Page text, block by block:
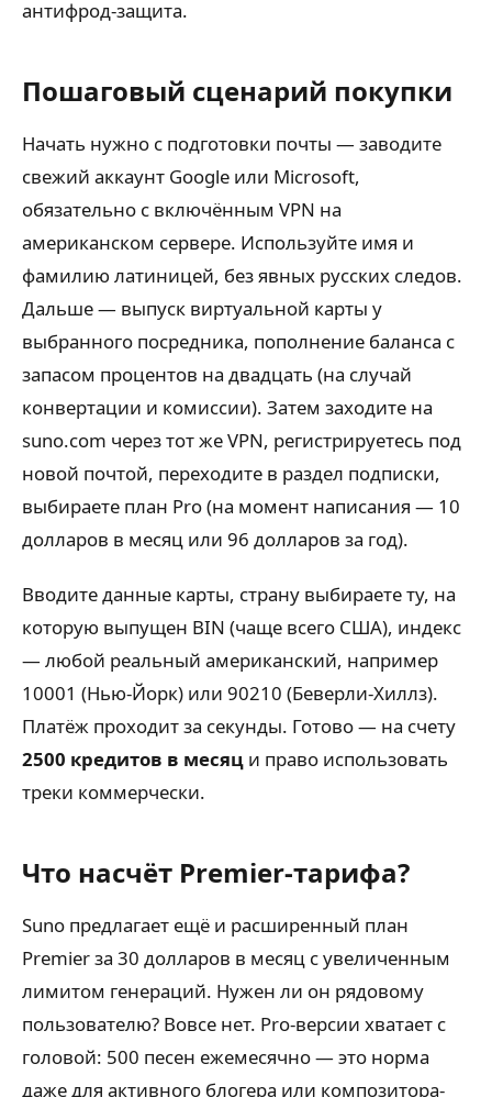
антифрод-защита.
Пошаговый сценарий покупки
Начать нужно с подготовки почты — заводите
свежий аккаунт Google или Microsoft,
обязательно с включённым VPN на
американском сервере. Используйте имя и
фамилию латиницей, без явных русских следов.
Дальше — выпуск виртуальной карты у
выбранного посредника, пополнение баланса с
запасом процентов на двадцать (на случай
конвертации и комиссии). Затем заходите на
suno.com через тот же VPN, регистрируетесь под
новой почтой, переходите в раздел подписки,
выбираете план Pro (на момент написания — 10
долларов в месяц или 96 долларов за год).
Вводите данные карты, страну выбираете ту, на
которую выпущен BIN (чаще всего США), индекс
— любой реальный американский, например
10001 (Нью-Йорк) или 90210 (Беверли-Хиллз).
Платёж проходит за секунды. Готово — на счету
2500 кредитов в месяц и право использовать
треки коммерчески.
Что насчёт Premier-тарифа?
Suno предлагает ещё и расширенный план
Premier за 30 долларов в месяц с увеличенным
лимитом генераций. Нужен ли он рядовому
пользователю? Вовсе нет. Pro-версии хватает с
головой: 500 песен ежемесячно — это норма
даже для активного блогера или композитора-